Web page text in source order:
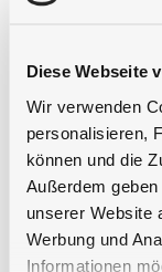
Diese Webseite
Wir verwenden
personalisieren,
können und die
Außerdem
unserer Website
Werbung und
Informationen
Met